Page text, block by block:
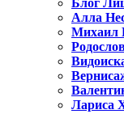
Блог
Алла
Михаил
Лариса